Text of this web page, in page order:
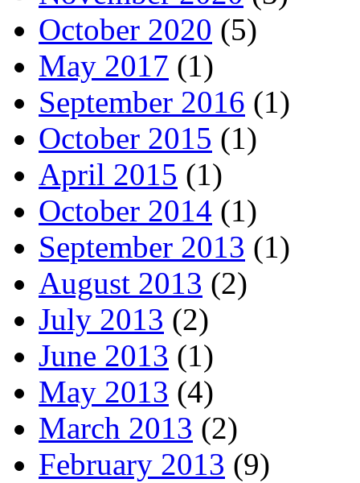
October 2020 (5)
May 2017 (1)
September 2016 (1)
October 2015 (1)
April 2015 (1)
October 2014 (1)
September 2013 (1)
August 2013 (2)
July 2013 (2)
June 2013 (1)
May 2013 (4)
March 2013 (2)
February 2013 (9)